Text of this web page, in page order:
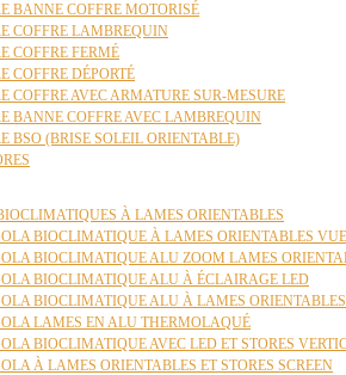
BANNE COFFRE MOTORISÉ
COFFRE LAMBREQUIN
COFFRE FERMÉ
COFFRE DÉPORTÉ
COFFRE AVEC ARMATURE SUR-MESURE
BANNE COFFRE AVEC LAMBREQUIN
BSO (BRISE SOLEIL ORIENTABLE)
À LAMES ORIENTABLES
BIOCLIMATIQUE À LAMES ORIENTABLES
BIOCLIMATIQUE ALU ZOOM LAMES
BIOCLIMATIQUE ALU À ÉCLAIRAGE LED
BIOCLIMATIQUE ALU À LAMES
LAMES EN ALU THERMOLAQUÉ
BIOCLIMATIQUE AVEC LED ET STORES
À LAMES ORIENTABLES ET STORES SCREEN